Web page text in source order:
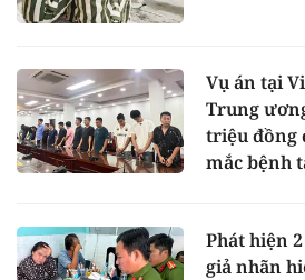
Vụ án tại
Trung
triệu đồng
mắc bệnh
Phát hiện
giả nhãn